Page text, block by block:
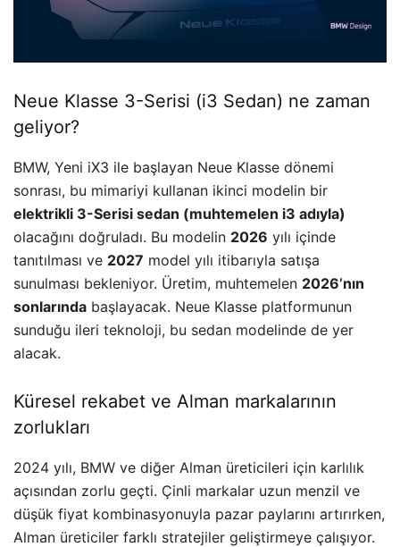
Neue Klasse 3-Serisi (i3 Sedan) ne zaman
geliyor?
BMW, Yeni iX3 ile başlayan Neue Klasse dönemi
sonrası, bu mimariyi kullanan ikinci modelin bir
elektrikli 3-Serisi sedan (muhtemelen i3 adıyla)
olacağını doğruladı. Bu modelin 2026 yılı içinde
tanıtılması ve 2027 model yılı itibarıyla satışa
sunulması bekleniyor. Üretim, muhtemelen 2026’nın
sonlarında başlayacak. Neue Klasse platformunun
sunduğu ileri teknoloji, bu sedan modelinde de yer
alacak.
Küresel rekabet ve Alman markalarının
zorlukları
2024 yılı, BMW ve diğer Alman üreticileri için karlılık
açısından zorlu geçti. Çinli markalar uzun menzil ve
düşük fiyat kombinasyonuyla pazar paylarını artırırken,
Alman üreticiler farklı stratejiler geliştirmeye çalışıyor.